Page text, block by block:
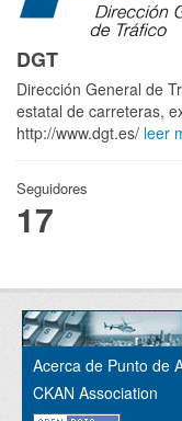
DGT
Dirección General de
estatal de carreteras,
http://www.dgt.es/ leer
Seguidores
17
Acerca de Punto de
CKAN Association